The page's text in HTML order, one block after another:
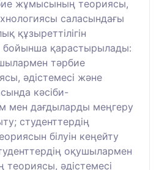
жұмысының теориясы,
саласындағы
құзыреттілігін
бойынша қарастырылады:
тәрбие
әдістемесі және
кәсіби-
мен дағдыларды меңгеру
студенттердің
білуін кеңейту
оқушылармен
әдістемесі